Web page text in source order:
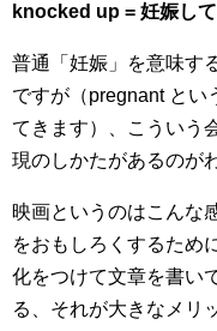
knocked up = 妊娠し
普通「妊娠」を意味す
ですが（pregnant とい
てきます）、こういう
現のしかたがあるのが
映画というのはこんな
をおもしろくするため
化をつけて文章を書い
る、それが大きなメリ